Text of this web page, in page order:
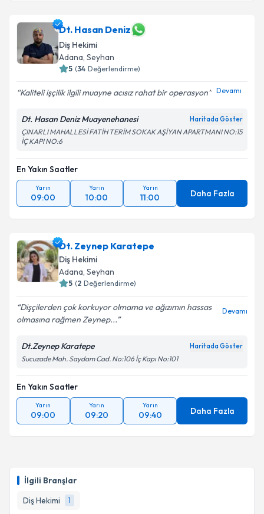
İlgili Branşlar
Diş Hekimi
1
Dt. Hasan Deniz
Diş Hekimi
Adana, Seyhan
5 (34 Değerlendirme)
Kaliteli işçilik ilgili muayne acısız rahat bir operasyon Devamı
Dt. Hasan Deniz Muayenehanesi Haritada Göster
ÇINARLI MAHALLESİ FATİH TERİM SOKAK AŞİYAN APARTMANI NO:15
İÇ KAPI NO:6
En Yakın Saatler
Yarın
09:00
Yarın
10:00
Yarın
11:00 Daha Fazla
Dt. Zeynep Karatepe
Diş Hekimi
Adana, Seyhan
5 (2 Değerlendirme)
Dişçilerden çok korkuyor olmama ve ağızımın hassas
olmasına rağmen Zeynep...
Devamı
Dt.Zeynep Karatepe Haritada Göster
Sucuzade Mah. Saydam Cad. No:106 İç Kapı No:101
En Yakın Saatler
Yarın
09:00
Yarın
09:20
Yarın
09:40 Daha Fazla